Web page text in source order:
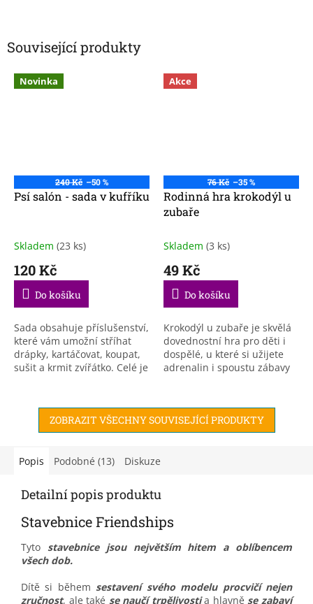
Související produkty
Novinka
240 Kč –50 %
Psí salón - sada v kufříku
Skladem (23 ks)
120 Kč
Do košíku
Sada obsahuje příslušenství,
které vám umožní stříhat
drápky, kartáčovat, koupat,
sušit a krmit zvířátko. Celé je
úložným boxem, do...
Akce
76 Kč –35 %
Rodinná hra krokodýl u
zubaře
Skladem (3 ks)
49 Kč
Do košíku
Krokodýl u zubaře je skvělá
dovednostní hra pro děti i
dospělé, u které si užijete
adrenalin i spoustu zábavy
ZOBRAZIT VŠECHNY SOUVISEJÍCÍ PRODUKTY
Popis Podobné (13) Diskuze
Detailní popis produktu
Stavebnice Friendships
Tyto stavebnice jsou největším hitem a oblíbencem
všech dob.
Dítě si běhemsestavení svého modelu procvičí nejen
zručnost, ale také se naučí trpělivostia hlavněse zabaví